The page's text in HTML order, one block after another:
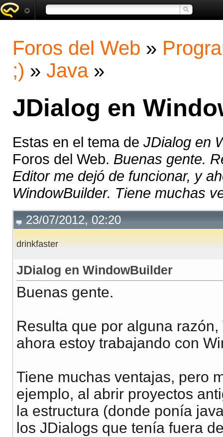
Foros del Web »
;) » Java »
JDialog en
Estas en el tema de JDialog en
Foros del Web. Buenas gente.
Editor me dejó de funcionar, y
WindowBuilder. Tiene muchas
23/07/2012, 02:20
drinkfaster
JDialog en WindowBuilder
Buenas gente.
Resulta que por alguna
ahora estoy trabajando con
Tiene muchas ventajas, pero
ejemplo, al abrir proyectos
la estructura (donde ponía
los JDialogs que tenía fuera